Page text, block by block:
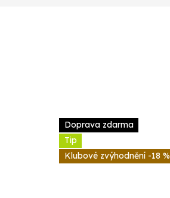
Doprava zdarma
Tip
-18 %